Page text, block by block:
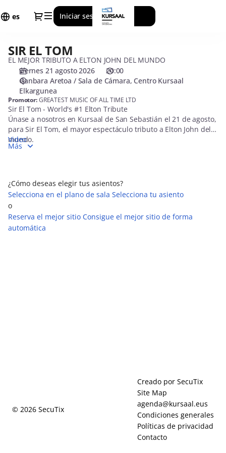
es Diálogo
Iniciar sesión Regístrate
de
Kursaal
Elkargunea
21.08.2026
20:00
SIR
TOM]
SIR
EL
TOM
SIR EL TOM
EL MEJOR TRIBUTO A ELTON JOHN DEL MUNDO
viernes 21 agosto 2026
20:00
Ganbara Aretoa / Sala de Cámara Centro Kursaal
Elkargunea
Promotor:GREATEST MUSIC OF ALL TIME LTD
Sir El Tom - World's #1 Elton Tribute
Únase a nosotros en Kursaal de San Sebastián el 21 de agosto,
para Sir El Tom, el mayor espectáculo tributo a Elton John del
mundo.
El concierto presenta todos los grandes éxitos de Elton John,
Rock, I'm Still Standing, Bennie and the Jets, Your Song, Candle
In The Wind, Tiny Dancer, Goodbye Yellow Brick Road, Funeral
For A Friend/Love Lies Bleeding y muchos más.
Este icónico espectáculo ya ha pasado por escenarios
legendarios, desde el West End de Londres hasta el Carnegie
Hall de Nueva York… ¡y ahora llega a San Sebatián!
Video
Más
¿Cómo deseas elegir tus asientos?
Selecciona en el plano de sala Selecciona tu asiento
o
Reserva el mejor sitio Consigue el mejor sitio de forma
automática
© 2026 SecuTix
Creado por SecuTix
Site Map
agenda@kursaal.eus
Condiciones generales
Políticas de privacidad
Contacto